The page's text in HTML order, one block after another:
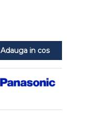
Adauga in cos